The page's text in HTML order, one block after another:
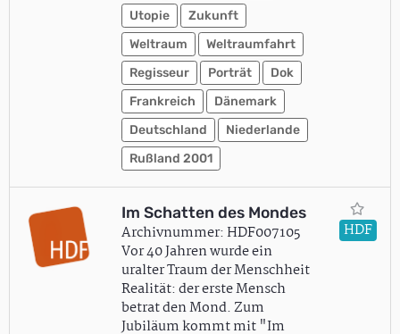
Utopie
Zukunft
Weltraum
Weltraumfahrt
Regisseur
Porträt
Dok
Frankreich
Dänemark
Deutschland
Niederlande
Rußland 2001
Im Schatten des Mondes
Archivnummer: HDF007105
Vor 40 Jahren wurde ein
uralter Traum der Menschheit
Realität: der erste Mensch
betrat den Mond. Zum
Jubiläum kommt mit "Im
HDF